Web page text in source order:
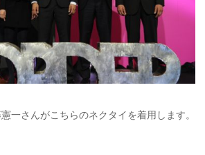
憲一さんがこちらのネクタイを着用します。